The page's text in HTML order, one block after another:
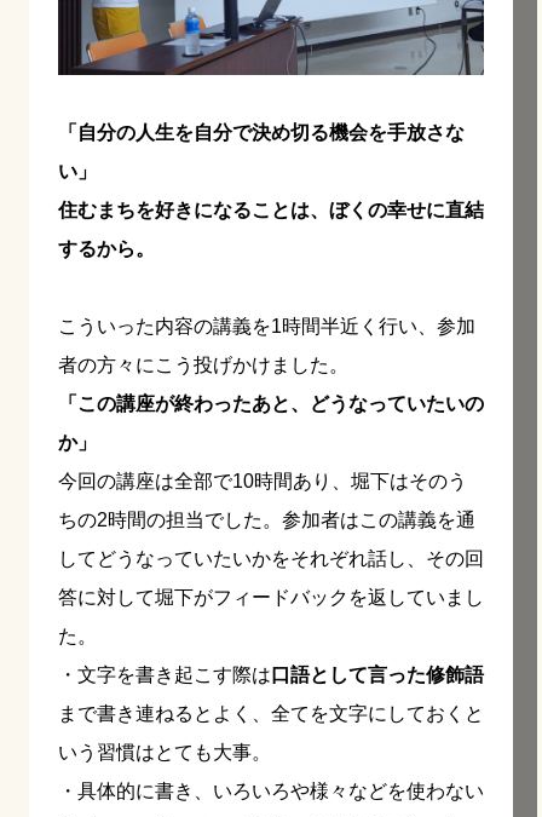
「自分の人生を自分で決め切る機会を手放さな
い」
住むまちを好きになることは、ぼくの幸せに直結
するから。
こういった内容の講義を1時間半近く行い、参加
者の方々にこう投げかけました。
「この講座が終わったあと、どうなっていたいの
か」
今回の講座は全部で10時間あり、堀下はそのう
ちの2時間の担当でした。参加者はこの講義を通
してどうなっていたいかをそれぞれ話し、その回
答に対して堀下がフィードバックを返していまし
た。
・文字を書き起こす際は 口語として言った修飾語
まで書き連ねるとよく、全てを文字にしておくと
いう習慣はとても大事。
・具体的に書き、いろいろや様々などを使わない